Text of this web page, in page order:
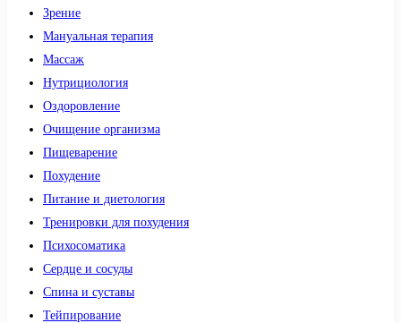
Зрение
Мануальная терапия
Массаж
Нутрициология
Оздоровление
Очищение организма
Пищеварение
Похудение
Питание и диетология
Тренировки для похудения
Психосоматика
Сердце и сосуды
Спина и суставы
Тейпирование